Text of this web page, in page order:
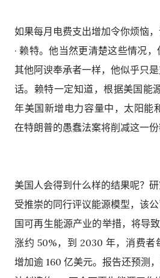
如果每月电费支出增加令你烦恼
· 赖特。他当然更清楚这些情况
其他阿谀奉承者一样，他似乎只
话。赖特一定知道，根据美国能
年美国新增电力容量中，太阳能
在特朗普的愚蠢法案将削减这一份
美国人会得到什么样的结果呢？
受推崇的同行评议能源模型，该
国可再生能源产业的举措，将导
涨约 50%，到 2030 年，消费者
增加逾 160 亿美元。报告还预测